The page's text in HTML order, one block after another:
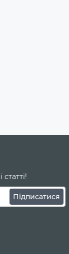
Підписатися